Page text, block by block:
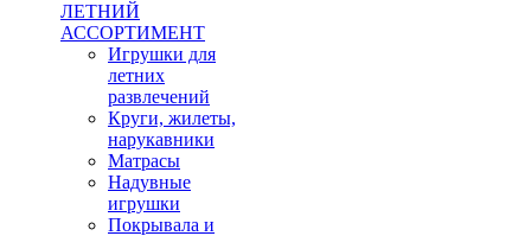
ЛЕТНИЙ
АССОРТИМЕНТ
Игрушки для
летних
развлечений
Круги, жилеты,
нарукавники
Матрасы
Надувные
игрушки
Покрывала и